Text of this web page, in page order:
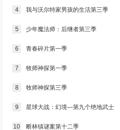
4 我与沃尔特家男孩的生活第三季
5 少年魔法师：后继者第三季
6 青春碎片第一季
7 牧师神探第一季
8 牧师神探第三季
9 星球大战：幻境—第九个绝地武士
10 断林镇谜案第十二季